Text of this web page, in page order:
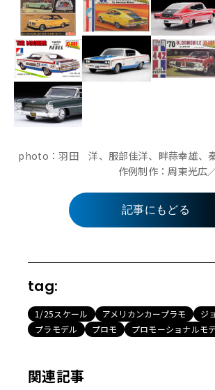
photo：羽田 洋、服部佳洋、畔蒜幸雄
作例制作：周東光
記事にもどる
tag:
1/25スケール アメリカンカープラモ
ジ
プラモデル
プロモ プロモーショナルモ
関連記事